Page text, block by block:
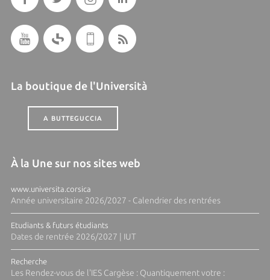
La boutique de l'Università
A BUTTEGUCCIA
À la Une sur nos sites web
www.universita.corsica
Année universitaire 2026/2027 - Calendrier des rentrées
Etudiants & futurs étudiants
Dates de rentrée 2026/2027 | IUT
Recherche
Les Rendez-vous de l'IES Cargèse : Quantiquement votre :